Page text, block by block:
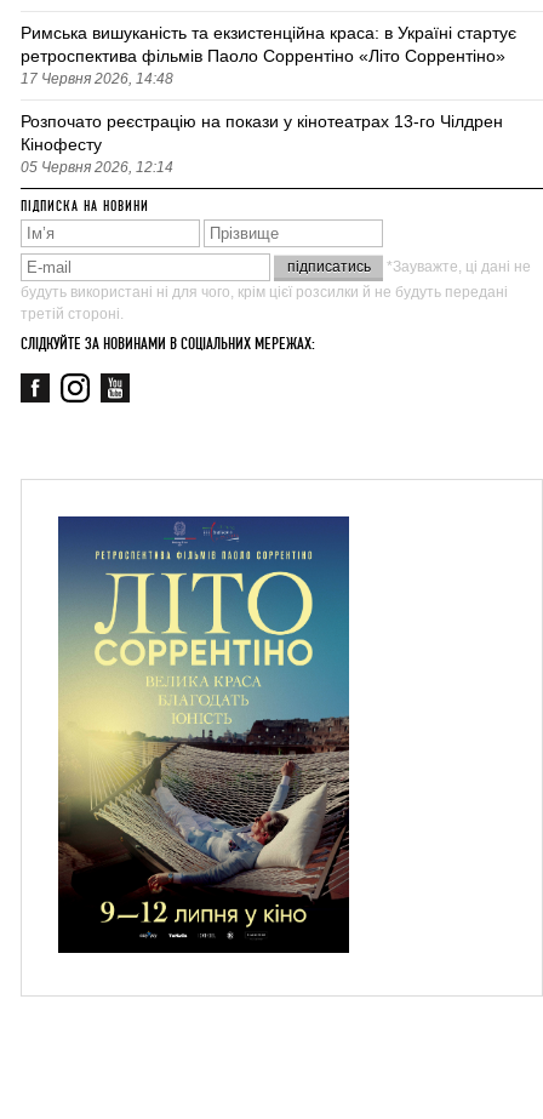
Римська вишуканість та екзистенційна краса: в Україні стартує
ретроспектива фільмів Паоло Соррентіно «Літо Соррентіно»
17 Червня 2026, 14:48
Розпочато реєстрацію на покази у кінотеатрах 13-го Чілдрен
Кінофесту
05 Червня 2026, 12:14
ПІДПИСКА НА НОВИНИ
*Зауважте, ці дані не
будуть використані ні для чого, крім цієї розсилки й не будуть передані
третій стороні.
СЛІДКУЙТЕ ЗА НОВИНАМИ В СОЦІАЛЬНИХ МЕРЕЖАХ: